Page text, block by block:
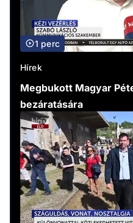
1 perc
Hírek
Megbukott Magyar
bezáratására